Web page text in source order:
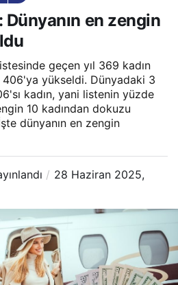
oldu
Dünyanın en zengin
geçen yıl 369 kadın
yükseldi. Dünyadaki 3
kadın, yani listenin yüzde
10 kadından dokuzu
dünyanın en zengin
28 Haziran 2025,